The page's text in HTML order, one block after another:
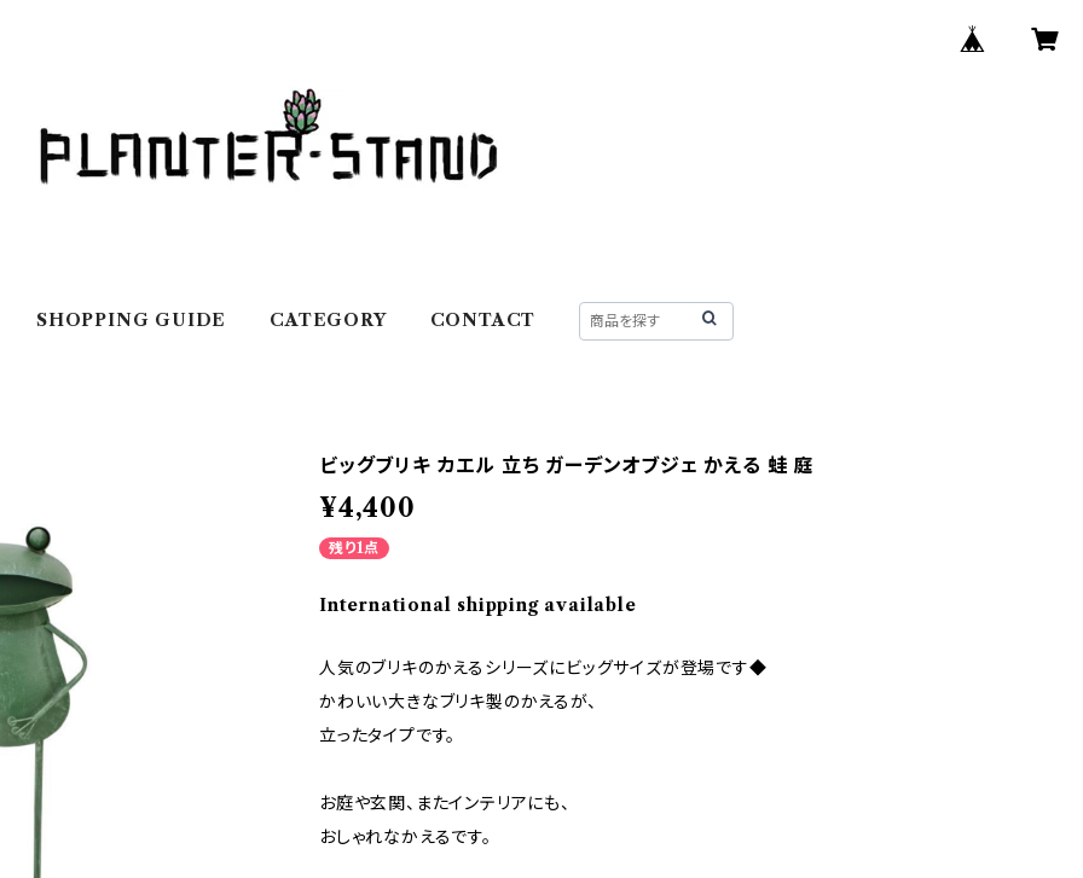
SHOPPING GUIDE CATEGORY CONTACT
ビッグブリキ カエル 立ち ガーデンオブジェ かえる 蛙 庭
¥4,400
残り1点
International shipping available
人気のブリキのかえるシリーズにビッグサイズが登場です◆
かわいい大きなブリキ製のかえるが、
立ったタイプです。
お庭や玄関、またインテリアにも、
おしゃれなかえるです。